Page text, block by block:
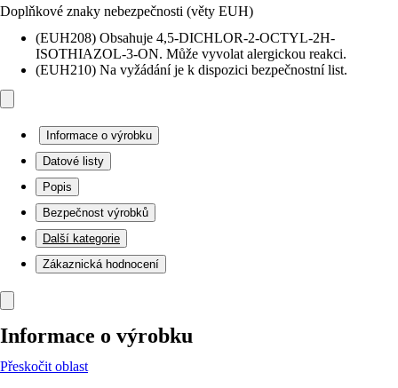
Doplňkové znaky nebezpečnosti (věty EUH)
(EUH208) Obsahuje 4,5-DICHLOR-2-OCTYL-2H-
ISOTHIAZOL-3-ON. Může vyvolat alergickou reakci.
(EUH210) Na vyžádání je k dispozici bezpečnostní list.
Informace o výrobku
Datové listy
Popis
Bezpečnost výrobků
Další kategorie
Zákaznická hodnocení
Informace o výrobku
Přeskočit oblast